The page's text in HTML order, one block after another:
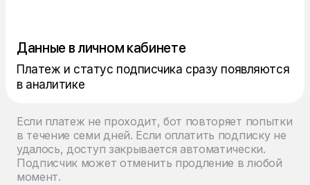
Данные в личном кабинете
Платеж и статус подписчика сразу появляются
в аналитике
Если платеж не проходит, бот повторяет попытки
в течение семи дней. Если оплатить подписку не
удалось, доступ закрывается автоматически.
Подписчик может отменить продление в любой
момент.